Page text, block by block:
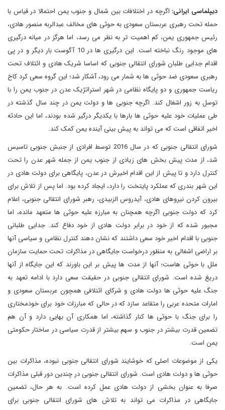
دیپلماسی ایرانی: اگرچه در اختلافات بین شمال و جنوب یمن احتمالا در قیاس با
حمله تحت رهبری عربستان سعودی به حوثی های مخالف عبدالربه منصور هادی،
رئیس جمهوری یمن، کم اهمیت تر به نظر می رسد، اما هرگز در میانه درگیری
های موجود رنگ نباخته است. این درگیری ها در 10 آگوست بار دیگر و در پی
اقدام جدایی طلبان شورای انتقالی جنوبی که اساسا شریک هادی و ائتلاف تحت
رهبری سعودی ضد حوثی ها به شمار می رود، آشکار شد؛ این گروه سعی کرد کاخ
ریاست جمهوری و دو پایگاه نظامی در شهر استراتژیک عدن در جنوب یمن را با
توسل به زور اشغال کند. اگرچه جنوبی ها و دولت یمن در چند سال گذشته در
طی عملیات خود علیه حوثی ها بارها با یکدیگر درگیر شده بودند، اما این حادثه
اخیر اتفاقی است که می تواند به پیش بینی آینده یمن کمک کند.
شورای انتقالی جنوبی که در سال 2016 توسط افرادی از جنبش جنوبی تاسیس
شد، از مدت پیش بخش های زیادی از جنوب یمن از جمله شهر عدن را تحت
کنترل دارد و تا پیش از این اقدام اخیرش در عدن، پایگاهی برای دولت هادی در
این شهر بندری که عملکرد پایتخت را دارد، ایجاد کرده بود. اما پس از تلاش برای
بیرون کردن نیروهای هادی، آیدروس الزبیدی، رهبر شورای انتقالی جنوبی، اعلام
کرد که دولت جنوبی اگرچه همچنان به مبارزه علیه حوثی ها متعهد مانده، اما
مجبور شده که از خود در برابر دولت هادی از خود دفاع کند. جدایی طلبانی
جنوبی با اقدام اخیر خود سعی داشتند که نشان دهند کنترل نظامی و سیاسی آنها
بر اراضی اشغالی به منظور درخواست جایگاهی در مذاکرات تحت حمایت سازمان
ملل با حوثی هاست؛ آنها از مدت ها پیش بر این باورند که این جایگاه از آنها
دریغ شده است. شورای انتقالی جنوبی در حقیقت سعی دارد با ادامه تعهد به
جنگ علیه حوثی ها دولت هادی و شرکای ائتلافی همچون عربستان سعودی و
امارات متحده عربی را متقاعد سازد که در حالی که مبارزات خود برای خودمختاری
را برای جنگ با حوثی ها کنار گذاشته، اما همکاری آن بهایی دارد و آن هم
تضمین قدرت بیشتر در جنوب و سهم بیشتر از قدرت سیاسی در ساختار حکومتی
یمن است.
یکی از موضوعات اصلی که خوشایند شورای انتقالی جنوبی نبوده، مذاکرات بین
حوثی ها و دولت هادی است. شورای انتقالی جنوبی در چندین دور قبلی مذاکرات
صرفا به عنوان بخشی از دولت هادی عمل کرده است. به هر حال، تضمین
جایگاهی در مذاکرات می تواند به تلاش های شورای انتقالی جنوبی برای